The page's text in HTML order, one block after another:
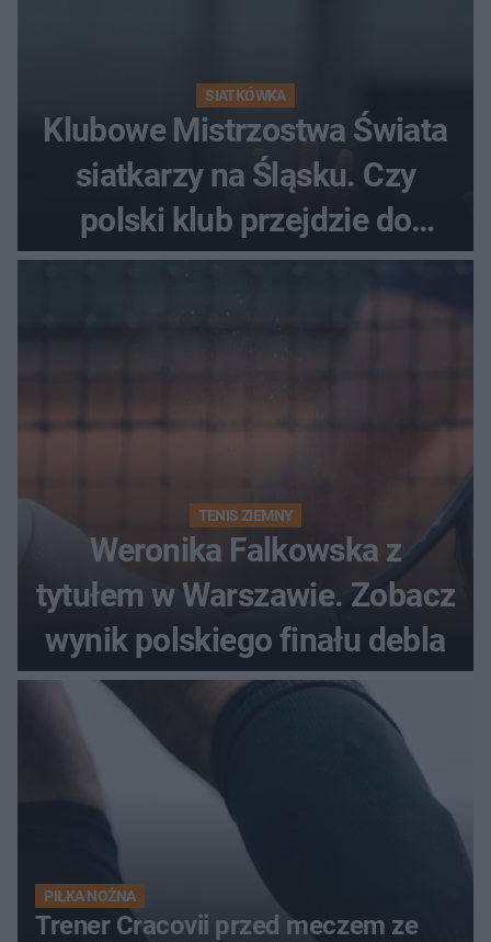
SIATKÓWKA
Klubowe Mistrzostwa Świata
siatkarzy na Śląsku. Czy
polski klub przejdzie do
historii
TENIS ZIEMNY
Weronika Falkowska z
tytułem w Warszawie. Zobacz
wynik polskiego finału debla
PIŁKA NOŻNA
Trener Cracovii przed meczem ze